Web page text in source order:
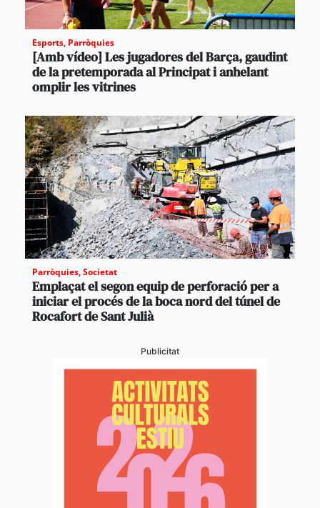
Esports, Parròquies
[Amb vídeo] Les jugadores del Barça, gaudint
de la pretemporada al Principat i anhelant
omplir les vitrines
Parròquies,Societat
Emplaçat el segon equip de perforació per a
iniciar el procés de la boca nord del túnel de
Rocafort de Sant Julià
Publicitat